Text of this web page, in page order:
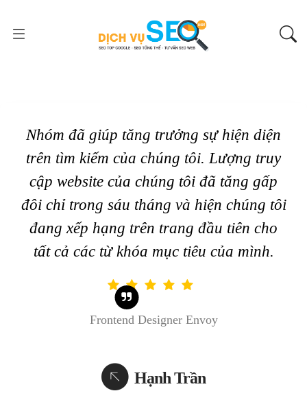
Nhóm đã giúp tăng trưởng sự hiện diện
trên tìm kiếm của chúng tôi. Lượng truy
cập website của chúng tôi đã tăng gấp
đôi chỉ trong sáu tháng và hiện chúng tôi
đang xếp hạng trên trang đầu tiên cho
tất cả các từ khóa mục tiêu của mình.
Frontend Designer Envoy
Hạnh Trần